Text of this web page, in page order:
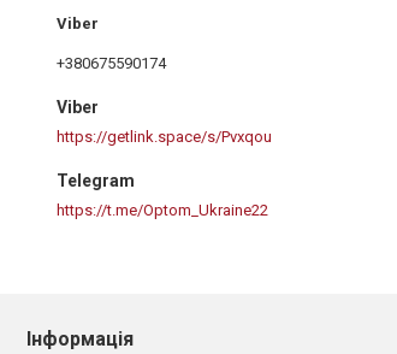
+380675590174
Viber
https://getlink.space/s/Pvxqou
Telegram
https://t.me/Optom_Ukraine22
Інформація